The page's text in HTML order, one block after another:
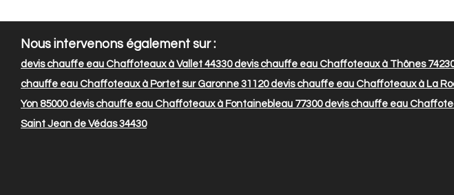
Nous intervenons également sur :
devis chauffe eau Chaffoteaux à Vallet 44330devis chauffe eau Chaffoteaux à Thônes
chauffe eau Chaffoteaux à Portet sur Garonne 31120devis chauffe eau Chaffoteaux à La
Yon 85000devis chauffe eau Chaffoteaux à Fontainebleau 77300devis chauffe eau
Saint Jean de Védas 34430